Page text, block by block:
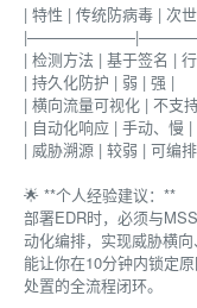
| 特性 | 传统防病毒 | 次
| 检测方法 | 基于签名 | 行
| 持久化防护 | 弱 | 强 |
| 横向流量可视化 | 不支
| 自动化响应 | 手动、慢
| 威胁溯源 | 较弱 | 可编
🌟 **个人经验建议：**
部署EDR时，必须与
动化编排，实现威胁横
能让你在10分钟内锁定
处置的全流程闭环。